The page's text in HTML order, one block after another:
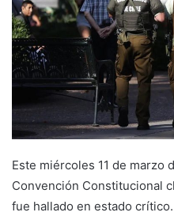
Este miércoles 11 de marzo
Convención Constitucional
fue hallado en estado